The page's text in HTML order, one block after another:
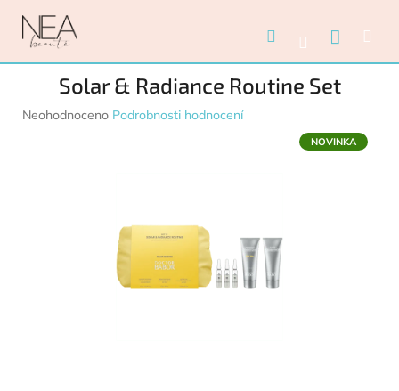
HledatPřihlášení
Solar & Radiance Routine Set
Průměrné hodnocení produktu je 0,0 z 5 hvězdiček.
Neohodnoceno Podrobnosti hodnocení
NOVINKA